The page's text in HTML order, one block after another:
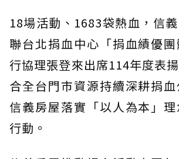
18場活動、1683袋熱血，信
聯台北捐血中心「捐血績優
行協理張登來出席114年度表
合全台門市資源持續深耕捐
信義房屋落實「以人為本」
行動。